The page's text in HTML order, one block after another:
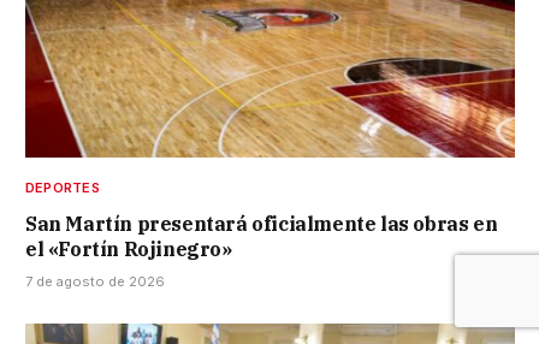
DEPORTES
San Martín presentará oficialmente las obras en
el «Fortín Rojinegro»
7 de agosto de 2026